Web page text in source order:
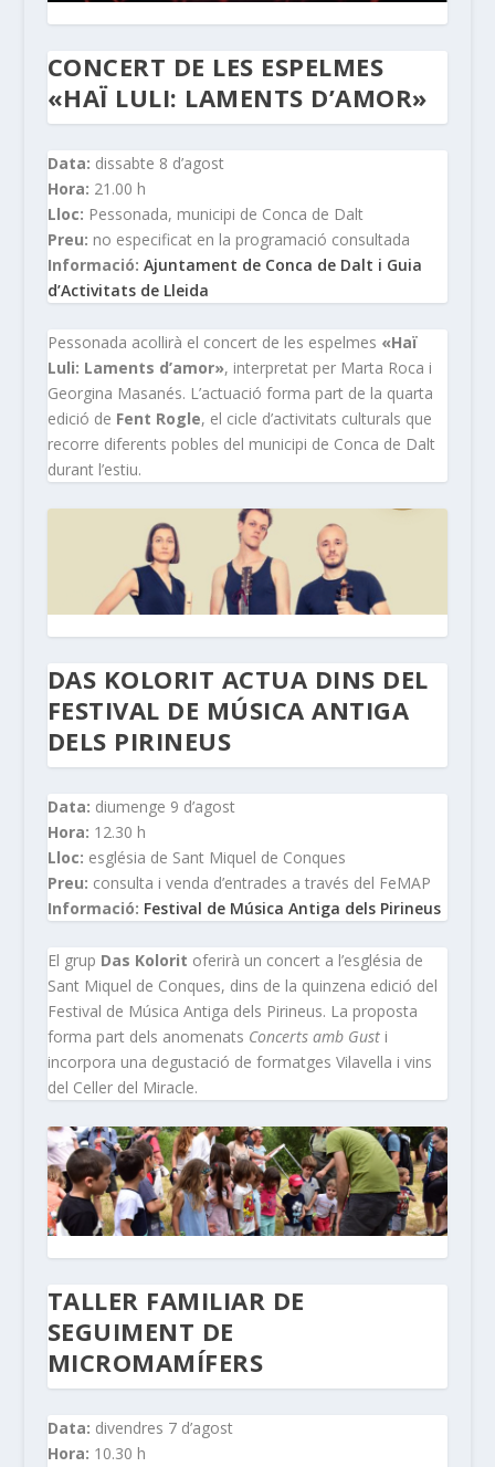
CONCERT DE LES ESPELMES
«HAÏ LULI: LAMENTS D’AMOR»
Data: dissabte 8 d’agost
Hora: 21.00 h
Lloc: Pessonada, municipi de Conca de Dalt
Preu: no especificat en la programació consultada
Informació: Ajuntament de Conca de Dalt i Guia
d’Activitats de Lleida
Pessonada acollirà el concert de les espelmes «Haï
Luli: Laments d’amor», interpretat per Marta Roca i
Georgina Masanés. L’actuació forma part de la quarta
edició de Fent Rogle, el cicle d’activitats culturals que
recorre diferents pobles del municipi de Conca de Dalt
durant l’estiu.
DAS KOLORIT ACTUA DINS DEL
FESTIVAL DE MÚSICA ANTIGA
DELS PIRINEUS
Data: diumenge 9 d’agost
Hora: 12.30 h
Lloc: església de Sant Miquel de Conques
Preu: consulta i venda d’entrades a través del FeMAP
Informació: Festival de Música Antiga dels Pirineus
El grup Das Kolorit oferirà un concert a l’església de
Sant Miquel de Conques, dins de la quinzena edició del
Festival de Música Antiga dels Pirineus. La proposta
forma part dels anomenats Concerts amb Gusti
incorpora una degustació de formatges Vilavella i vins
del Celler del Miracle.
TALLER FAMILIAR DE
SEGUIMENT DE
MICROMAMÍFERS
Data: divendres 7 d’agost
Hora: 10.30 h